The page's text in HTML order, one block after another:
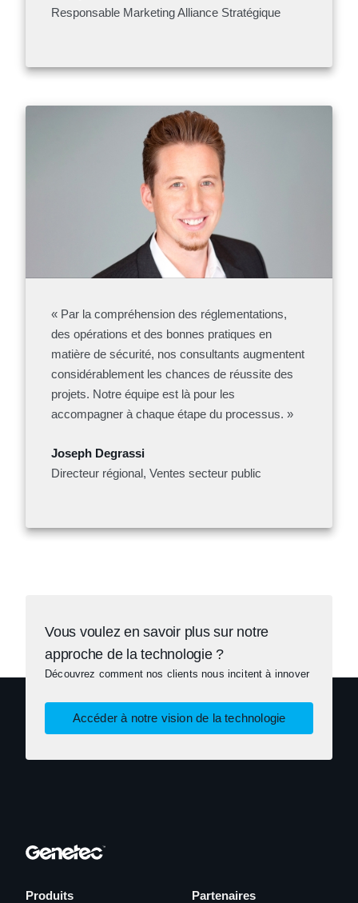
Responsable Marketing Alliance Stratégique
« Par la compréhension des réglementations,
des opérations et des bonnes pratiques en
matière de sécurité, nos consultants augmentent
considérablement les chances de réussite des
projets. Notre équipe est là pour les
accompagner à chaque étape du processus. »
Joseph Degrassi
Directeur régional, Ventes secteur public
Vous voulez en savoir plus sur notre
approche de la technologie ?
Découvrez comment nos clients nous incitent à innover
Accéder à notre vision de la technologie
Produits Partenaires